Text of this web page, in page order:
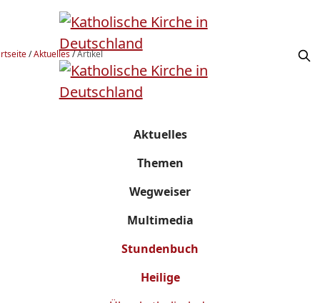
/Aktuelles/Artikel
Aktuelles
Themen
Wegweiser
Multimedia
Stundenbuch
Heilige